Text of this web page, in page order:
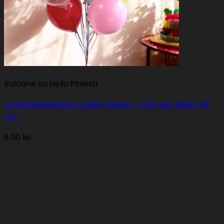
Baloane cu Heliu Ploiesti
Umflare Baloane cu Heliu Ploiesti – Pret per Balon 26
cm
8.00 lei